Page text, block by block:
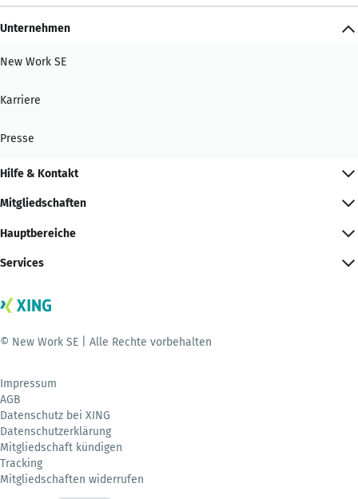
Unternehmen
New Work SE
Karriere
Presse
Hilfe & Kontakt
Mitgliedschaften
Hauptbereiche
Services
© New Work SE | Alle Rechte vorbehalten
Impressum
AGB
Datenschutz bei XING
Datenschutzerklärung
Mitgliedschaft kündigen
Tracking
Mitgliedschaften widerrufen